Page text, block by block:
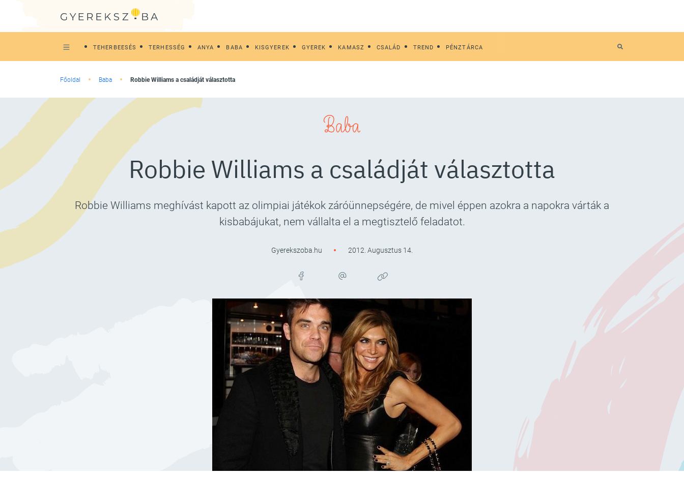
TEHERBEESÉS TERHESSÉG ANYA BABA KISGYEREK GYEREK KAMASZ CSALÁD TREND PÉNZTÁRCA
Főoldal Baba Robbie Williams a családját választotta
Baba
Robbie Williams a családját választotta
Robbie Williams meghívást kapott az olimpiai játékok záróünnepségére, de mivel éppen azokra a napokra várták a
kisbabájukat, nem vállalta el a megtisztelő feladatot.
Gyerekszoba.hu 2012. Augusztus 14.